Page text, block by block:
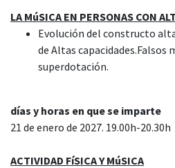
LA MúSICA EN PERSONAS CON
Evolución del constructo
de Altas capacidades.Falsos
superdotación.
días y horas en que se imparte
21 de enero de 2027. 19.00h-20.30h
ACTIVIDAD FíSICA Y MúSICA